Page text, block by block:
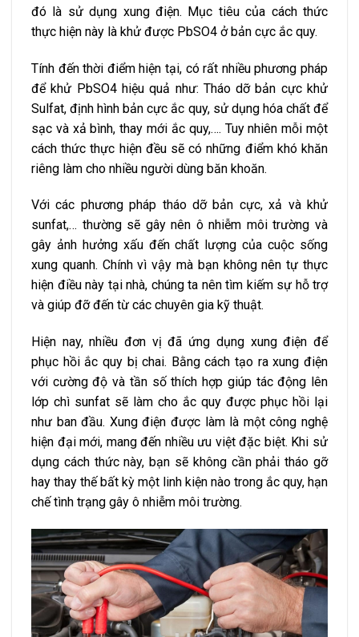
đó là sử dụng xung điện. Mục tiêu của cách thức
thực hiện này là khử được PbSO4 ở bản cực ắc quy.
Tính đến thời điểm hiện tại, có rất nhiều phương pháp
để khử PbSO4 hiệu quả như: Tháo dỡ bản cực khử
Sulfat, định hình bản cực ắc quy, sử dụng hóa chất để
sạc và xả bình, thay mới ắc quy,…. Tuy nhiên mỗi một
cách thức thực hiện đều sẽ có những điểm khó khăn
riêng làm cho nhiều người dùng băn khoăn.
Với các phương pháp tháo dỡ bản cực, xả và khử
sunfat,… thường sẽ gây nên ô nhiễm môi trường và
gây ảnh hưởng xấu đến chất lượng của cuộc sống
xung quanh. Chính vì vậy mà bạn không nên tự thực
hiện điều này tại nhà, chúng ta nên tìm kiếm sự hỗ trợ
và giúp đỡ đến từ các chuyên gia kỹ thuật.
Hiện nay, nhiều đơn vị đã ứng dụng xung điện để
phục hồi ắc quy bị chai. Bằng cách tạo ra xung điện
với cường độ và tần số thích hợp giúp tác động lên
lớp chì sunfat sẽ làm cho ắc quy được phục hồi lại
như ban đầu. Xung điện được làm là một công nghệ
hiện đại mới, mang đến nhiều ưu việt đặc biệt. Khi sử
dụng cách thức này, bạn sẽ không cần phải tháo gỡ
hay thay thế bất kỳ một linh kiện nào trong ắc quy, hạn
chế tình trạng gây ô nhiễm môi trường.